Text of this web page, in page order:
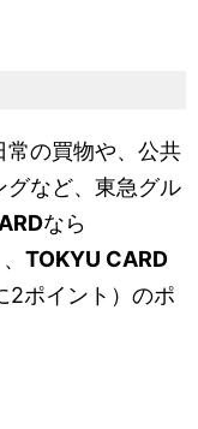
の買物や、公共
グなど、東急グル
なら
TOKYU CARD
2ポイント）のポ